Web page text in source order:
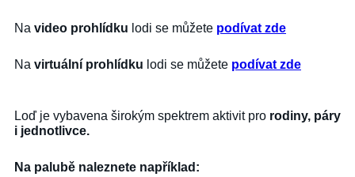
Na video prohlídku lodi se můžete podívat zde
Na virtuální prohlídku lodi se můžete podívat zde
Loď je vybavena širokým spektrem aktivit pro rodiny, páry
i jednotlivce.
Na palubě naleznete například: